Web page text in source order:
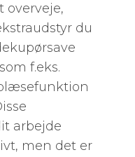
overveje,
du
f.eks.
arbejde
men det er